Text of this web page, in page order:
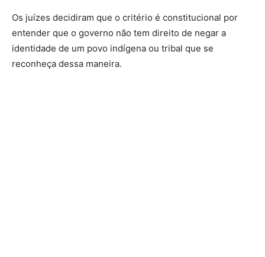
Os juízes decidiram que o critério é constitucional por
entender que o governo não tem direito de negar a
identidade de um povo indígena ou tribal que se
reconheça dessa maneira.